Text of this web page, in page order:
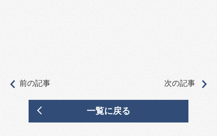
前の記事 次の記事
一覧に戻る